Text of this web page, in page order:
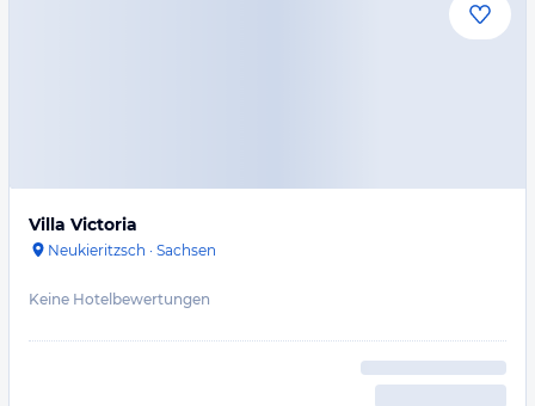
Villa Victoria
Neukieritzsch · Sachsen
Keine Hotelbewertungen